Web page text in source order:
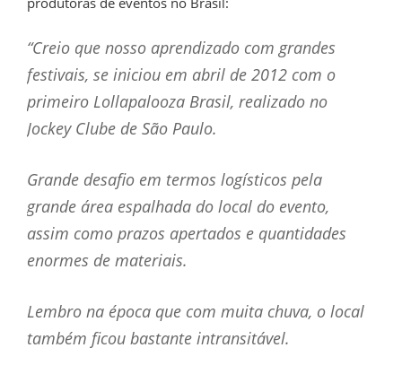
“Creio que nosso aprendizado com grandes
festivais, se iniciou em abril de 2012 com o
primeiro Lollapalooza Brasil, realizado no
Jockey Clube de São Paulo.
Grande desafio em termos logísticos pela
grande área espalhada do local do evento,
assim como prazos apertados e quantidades
enormes de materiais.
Lembro na época que com muita chuva, o local
também ficou bastante intransitável.